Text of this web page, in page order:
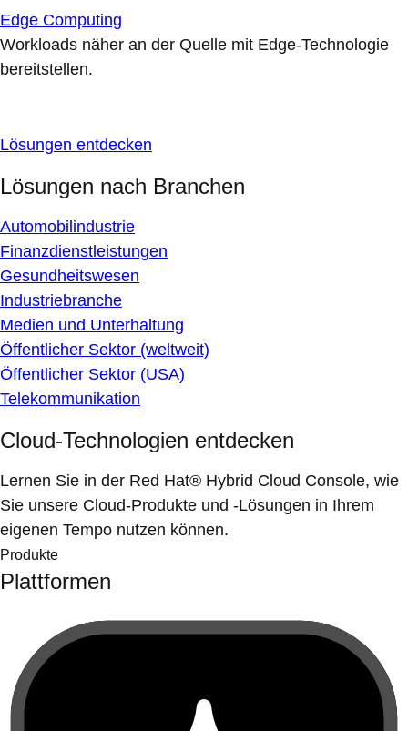
Edge Computing
Workloads näher an der Quelle mit Edge-Technologie
bereitstellen.
Lösungen entdecken
Lösungen nach Branchen
Automobilindustrie
Finanzdienstleistungen
Gesundheitswesen
Industriebranche
Medien und Unterhaltung
Öffentlicher Sektor (weltweit)
Öffentlicher Sektor (USA)
Telekommunikation
Cloud-Technologien entdecken
Lernen Sie in der Red Hat® Hybrid Cloud Console, wie
Sie unsere Cloud-Produkte und -Lösungen in Ihrem
eigenen Tempo nutzen können.
Produkte
Plattformen